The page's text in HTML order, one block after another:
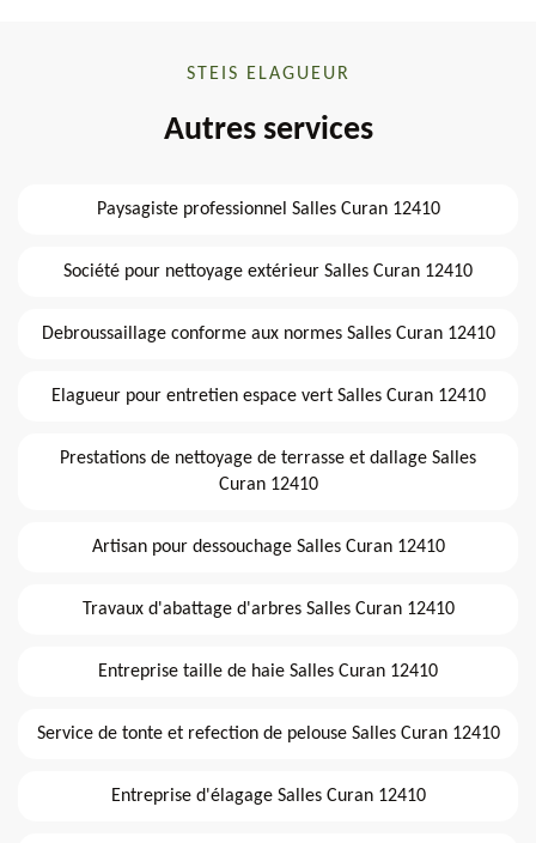
STEIS ELAGUEUR
Autres services
Paysagiste professionnel Salles Curan 12410
Société pour nettoyage extérieur Salles Curan 12410
Debroussaillage conforme aux normes Salles Curan 12410
Elagueur pour entretien espace vert Salles Curan 12410
Prestations de nettoyage de terrasse et dallage Salles
Curan 12410
Artisan pour dessouchage Salles Curan 12410
Travaux d'abattage d'arbres Salles Curan 12410
Entreprise taille de haie Salles Curan 12410
Service de tonte et refection de pelouse Salles Curan 12410
Entreprise d'élagage Salles Curan 12410